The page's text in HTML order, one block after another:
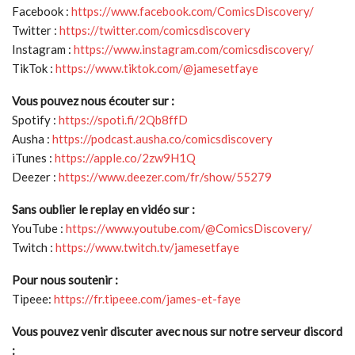
Facebook : https://www.facebook.com/ComicsDiscovery/
Twitter : https://twitter.com/comicsdiscovery
Instagram : https://www.instagram.com/comicsdiscovery/
TikTok : https://www.tiktok.com/@jamesetfaye
Vous pouvez nous écouter sur :
Spotify : https://spoti.fi/2Qb8ffD
Ausha : https://podcast.ausha.co/comicsdiscovery
iTunes : https://apple.co/2zw9H1Q
Deezer : https://www.deezer.com/fr/show/55279
Sans oublier le replay en vidéo sur :
YouTube : https://www.youtube.com/@ComicsDiscovery/
Twitch : https://www.twitch.tv/jamesetfaye
Pour nous soutenir :
Tipeee: https://fr.tipeee.com/james-et-faye
Vous pouvez venir discuter avec nous sur notre serveur discord
: